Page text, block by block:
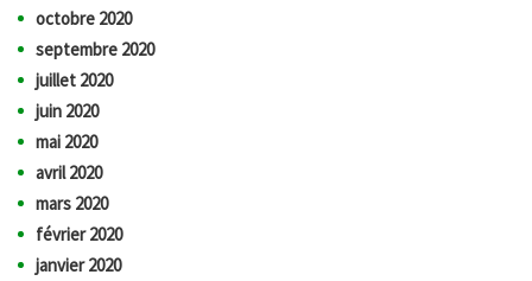
octobre 2020
septembre 2020
juillet 2020
juin 2020
mai 2020
avril 2020
mars 2020
février 2020
janvier 2020